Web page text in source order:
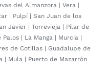
del Almanzora | Vera |
| Pulpí | San Juan de los
Javier| Torrevieja| Pilar de
Palos| La Manga| Murcia|
de Cotillas | Guadalupe de
| Mula| Puerto de Mazarrón